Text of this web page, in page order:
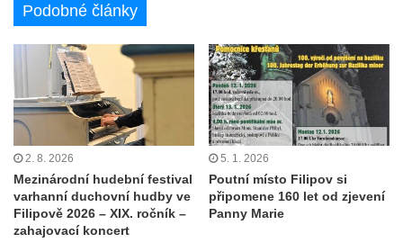
Podobné články
2. 8. 2026
Mezinárodní hudební festival
varhanní duchovní hudby ve
Filipově 2026 – XIX. ročník –
zahajovací koncert
5. 1. 2026
Poutní místo Filipov si
připomene 160 let od zjevení
Panny Marie